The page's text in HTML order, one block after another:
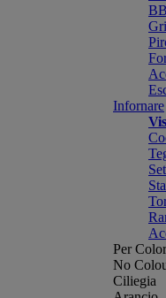
Infornare
Per
No
Ciliegia